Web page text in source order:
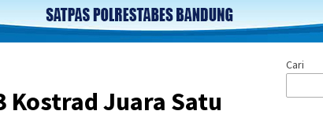
Juara Satu
Cari